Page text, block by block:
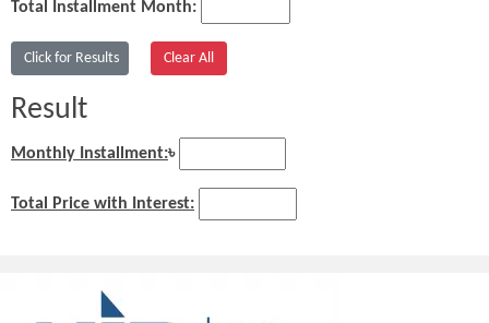
Total Installment Month:
Result
Monthly Installment:৳
Total Price with Interest: